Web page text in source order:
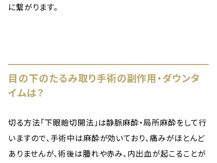
に繋がります。
目の下のたるみ取り手術の副作用・ダウンタ
イムは？
切る方法「下眼瞼切開法」は静脈麻酔・局所麻酔をして行
いますので、手術中は麻酔が効いており、痛みがほとんど
ありませんが、術後は腫れや赤み、内出血が起こることが